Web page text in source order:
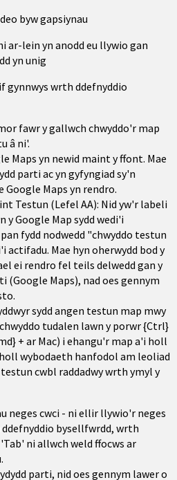
byw gapsiynau
ar-lein yn anodd eu llywio gan
yn unig
gynnwys wrth ddefnyddio
fawr y gallwch chwyddo'r map
â ni'.
Maps yn newid maint y ffont. Mae
parti ac yn gyfyngiad sy'n
Maps yn rendro.
Testun (Lefel AA): Nid yw'r labeli
y Google Map sydd wedi'i
fydd nodwedd "chwyddo testun
actifadu. Mae hyn oherwydd bod y
ei rendro fel teils delwedd gan y
(Google Maps), nad oes gennym
sydd angen testun map mwy
tudalen lawn y porwr {Ctrl}
+ ar Mac) i ehangu'r map a'i holl
wybodaeth hanfodol am leoliad
cwbl raddadwy wrth ymyl y
neges cwci - ni ellir llywio'r neges
bysellfwrdd, wrth
ni allwch weld ffocws ar
parti, nid oes gennym lawer o